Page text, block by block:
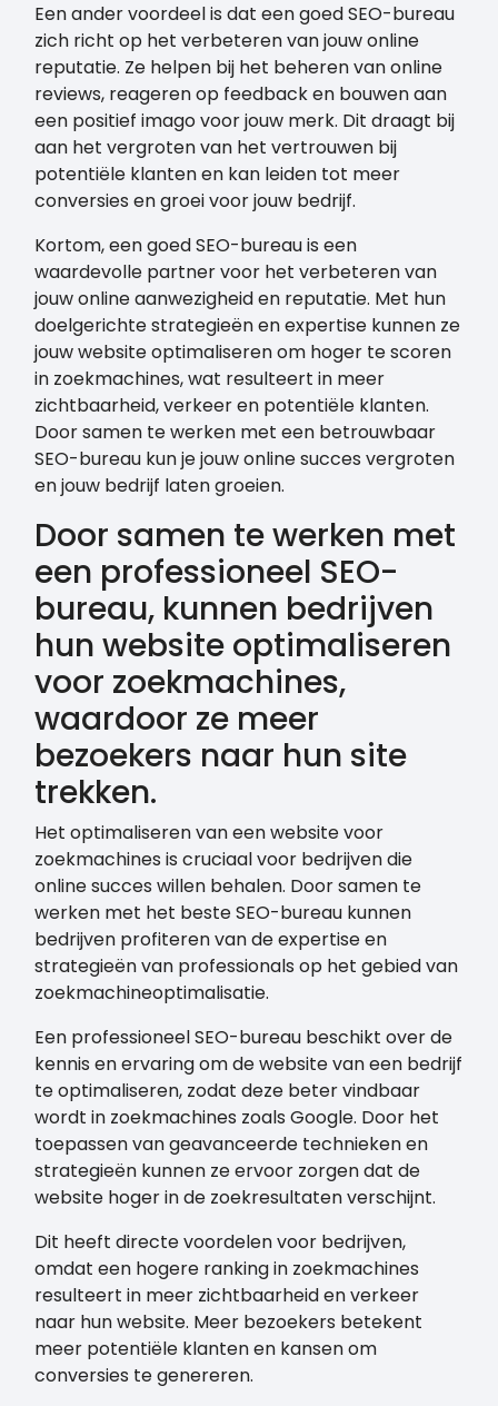
Een ander voordeel is dat een goed SEO-bureau
zich richt op het verbeteren van jouw online
reputatie. Ze helpen bij het beheren van online
reviews, reageren op feedback en bouwen aan
een positief imago voor jouw merk. Dit draagt bij
aan het vergroten van het vertrouwen bij
potentiële klanten en kan leiden tot meer
conversies en groei voor jouw bedrijf.
Kortom, een goed SEO-bureau is een
waardevolle partner voor het verbeteren van
jouw online aanwezigheid en reputatie. Met hun
doelgerichte strategieën en expertise kunnen ze
jouw website optimaliseren om hoger te scoren
in zoekmachines, wat resulteert in meer
zichtbaarheid, verkeer en potentiële klanten.
Door samen te werken met een betrouwbaar
SEO-bureau kun je jouw online succes vergroten
en jouw bedrijf laten groeien.
Door samen te werken met
een professioneel SEO-
bureau, kunnen bedrijven
hun website optimaliseren
voor zoekmachines,
waardoor ze meer
bezoekers naar hun site
trekken.
Het optimaliseren van een website voor
zoekmachines is cruciaal voor bedrijven die
online succes willen behalen. Door samen te
werken met het beste SEO-bureau kunnen
bedrijven profiteren van de expertise en
strategieën van professionals op het gebied van
zoekmachineoptimalisatie.
Een professioneel SEO-bureau beschikt over de
kennis en ervaring om de website van een bedrijf
te optimaliseren, zodat deze beter vindbaar
wordt in zoekmachines zoals Google. Door het
toepassen van geavanceerde technieken en
strategieën kunnen ze ervoor zorgen dat de
website hoger in de zoekresultaten verschijnt.
Dit heeft directe voordelen voor bedrijven,
omdat een hogere ranking in zoekmachines
resulteert in meer zichtbaarheid en verkeer
naar hun website. Meer bezoekers betekent
meer potentiële klanten en kansen om
conversies te genereren.